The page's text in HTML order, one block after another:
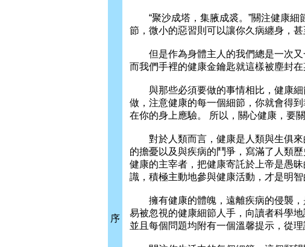
序
“聚沙成塔，集腋成裘。”關注健康細
節，微小的惡習則可以讓你久病纏身，甚
但是作為身體主人的我們總是一次又
而我們手裡的健康金鑰匙就這樣被塵封
與那些必須要做的事情相比，健康細
做，注意健康的每一個細節，你就會得
在你的身上應驗。 所以，關心健康，要
對於人類而言，健康是人類與生俱來
的擔憂以及與疾病的鬥爭，寫滿了人類
健康的主宰者，把健康寄託於上帝是愚
識，積極主動地參與健康活動，才是明智
擁有健康的體魄，遠離疾病的侵襲，
易被忽視的健康細節人手，向讀者科學
並且每個問題均附有一個溫馨提示，從